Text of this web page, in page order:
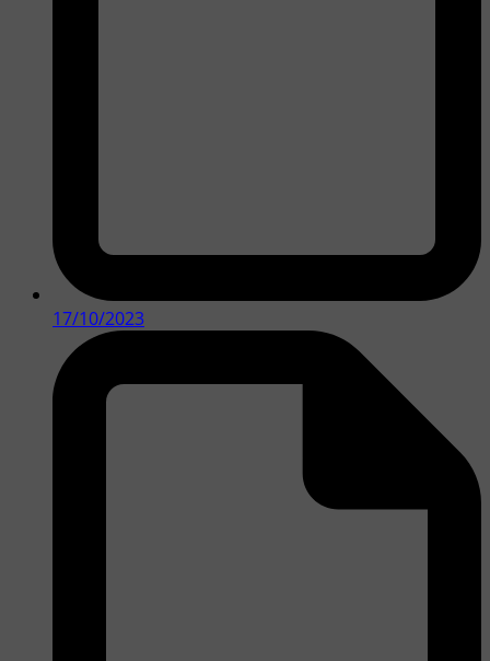
17/10/2023